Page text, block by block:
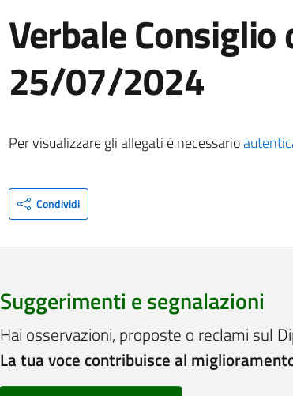
Verbale Consiglio
25/07/2024
Per visualizzare gli allegati è necessario
Condividi
Suggerimenti e segnalazioni
Hai osservazioni, proposte o reclami sul
La tua voce contribuisce al